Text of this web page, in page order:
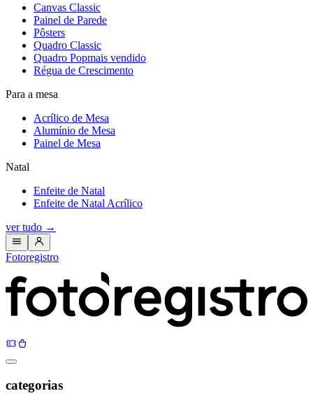
Canvas Classic
Painel de Parede
Pôsters
Quadro Classic
Quadro Popmais vendido
Régua de Crescimento
Para a mesa
Acrílico de Mesa
Alumínio de Mesa
Painel de Mesa
Natal
Enfeite de Natal
Enfeite de Natal Acrílico
ver tudo →
Fotoregistro
categorias